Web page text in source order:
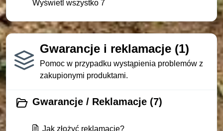
Wyświetl wszystko 7
Gwarancje i reklamacje (1)
Pomoc w przypadku wystąpienia problemów z
zakupionymi produktami.
Gwarancje / Reklamacje (7)
Jak złożyć reklamację?